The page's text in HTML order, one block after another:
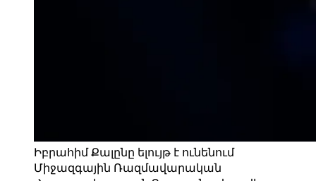
Իբրահիմ Քալընը ելույթ է ունենում
Միջազգային Ռազմավարական